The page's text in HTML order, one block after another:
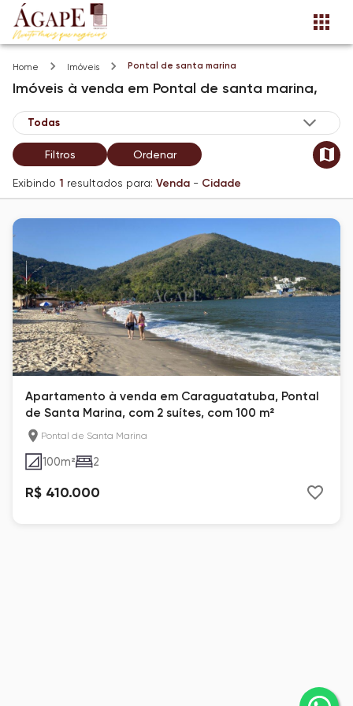
Home Imóveis Pontal de santa marina
Imóveis à venda em Pontal de santa marina,
Filtros Ordenar
Exibindo 1 resultados para: Venda - Cidade
Apartamento à venda em Caraguatatuba, Pontal
de Santa Marina, com 2 suítes, com 100 m²
Pontal de Santa Marina
100m² 2
R$ 410.000